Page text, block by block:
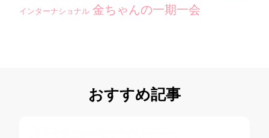
インターナショナル 金ちゃんの一期一会
おすすめ記事